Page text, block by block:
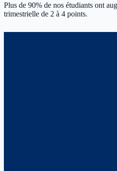
Plus de 90% de nos étudiants ont
trimestrielle de 2 à 4 points.